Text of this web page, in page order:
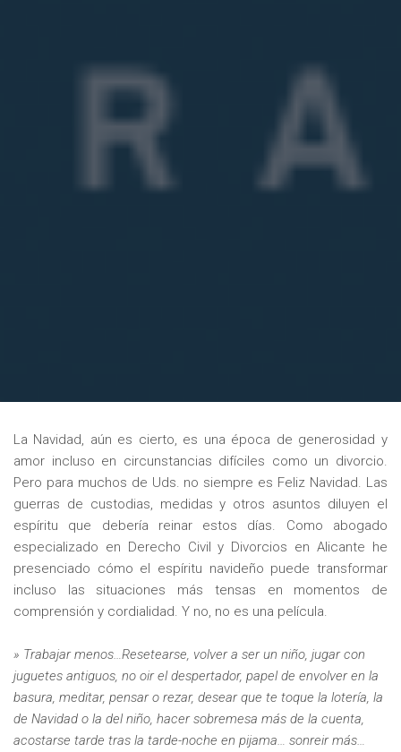
La Navidad, aún es cierto, es una época de generosidad y
amor incluso en circunstancias difíciles como un divorcio.
Pero para muchos de Uds. no siempre es Feliz Navidad. Las
guerras de custodias, medidas y otros asuntos diluyen el
espíritu que debería reinar estos días. Como abogado
especializado en Derecho Civil y Divorcios en Alicante he
presenciado cómo el espíritu navideño puede transformar
incluso las situaciones más tensas en momentos de
comprensión y cordialidad. Y no, no es una película.
» Trabajar menos…Resetearse, volver a ser un niño, jugar con
juguetes antiguos, no oir el despertador, papel de envolver en la
basura, meditar, pensar o rezar, desear que te toque la lotería, la
de Navidad o la del niño, hacer sobremesa más de la cuenta,
acostarse tarde tras la tarde-noche en pijama… sonreir más…